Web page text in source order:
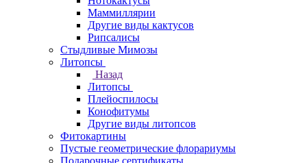
Маммиллярии
Другие виды кактусов
Рипсалисы
Стыдливые Мимозы
Литопсы
Назад
Литопсы
Плейоспилосы
Конофитумы
Другие виды литопсов
Фитокартины
Пустые геометрические флорариумы
Подарочные сертификаты